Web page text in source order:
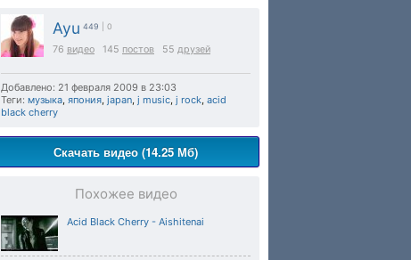
Ayu 449 | 0
76 видео 145 постов 55 друзей
Добавлено: 21 февраля 2009 в 23:03
Теги: музыка, япония, japan, j music, j rock, acid
black cherry
Скачать видео (14.25 Мб)
Похожее видео
Acid Black Cherry - Aishitenai